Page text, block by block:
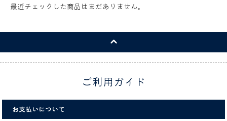
最近チェックした商品はまだありません。
ご利用ガイド
お支払いについて